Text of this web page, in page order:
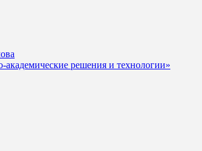
решения и технологии»